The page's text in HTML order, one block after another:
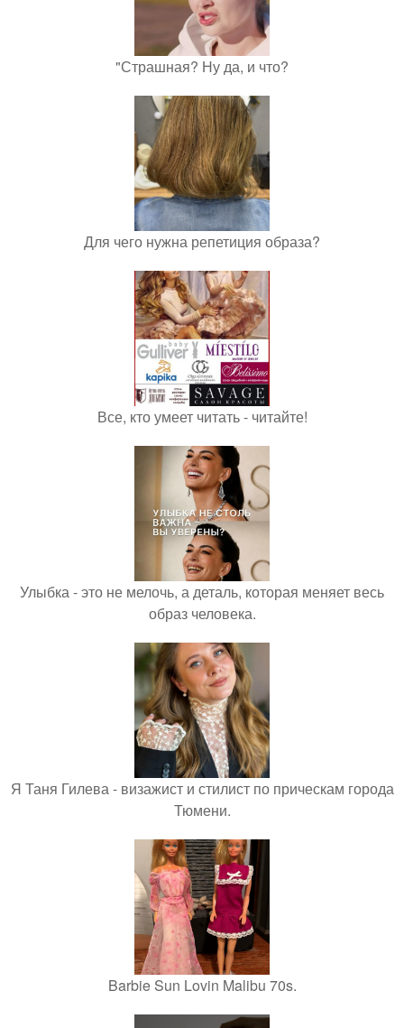
"Страшная? Ну да, и что?
Для чего нужна репетиция образа?
Все, кто умеет читать - читайте!
Улыбка - это не мелочь, а деталь, которая меняет весь
образ человека.
Я Таня Гилева - визажист и стилист по прическам города
Тюмени.
Barbie Sun Lovin Malibu 70s.